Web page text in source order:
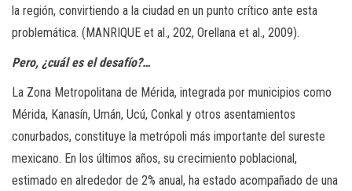
la región, convirtiendo a la ciudad en un punto crítico ante esta
problemática. (MANRIQUE et al., 202, Orellana et al., 2009).
Pero, ¿cuál es el desafío?…
La Zona Metropolitana de Mérida, integrada por municipios como
Mérida, Kanasín, Umán, Ucú, Conkal y otros asentamientos
conurbados, constituye la metrópoli más importante del sureste
mexicano. En los últimos años, su crecimiento poblacional,
estimado en alrededor de 2% anual, ha estado acompañado de una